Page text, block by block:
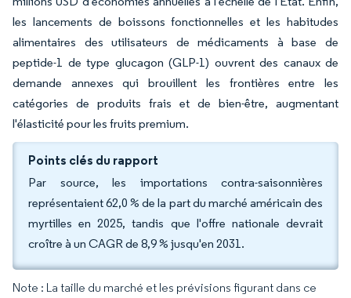
les lancements de boissons fonctionnelles et les habitudes
alimentaires des utilisateurs de médicaments à base de
peptide-1 de type glucagon (GLP-1) ouvrent des canaux de
demande annexes qui brouillent les frontières entre les
catégories de produits frais et de bien-être, augmentant
l'élasticité pour les fruits premium.
Points clés du rapport
Par source, les importations contra-saisonnières
représentaient 62,0 % de la part du marché américain des
myrtilles en 2025, tandis que l'offre nationale devrait
croître à un CAGR de 8,9 % jusqu'en 2031.
Note : La taille du marché et les prévisions figurant dans ce